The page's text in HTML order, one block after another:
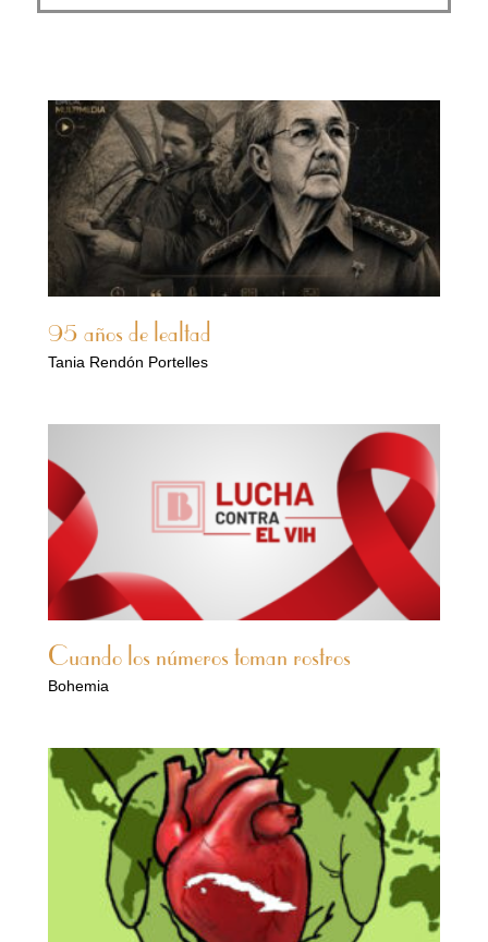
95 años de lealtad
Tania Rendón Portelles
Cuando los números toman rostros
Bohemia